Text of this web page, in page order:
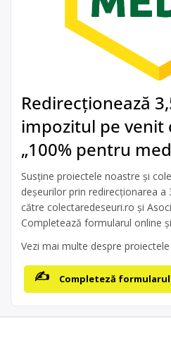
Redirecționează
impozitul pe venit
„100% pentru
Susține proiectele noastre și
deșeurilor prin redirecționarea
către colectaredeseuri.ro și
Completează formularul online
Vezi mai multe despre
Completeză